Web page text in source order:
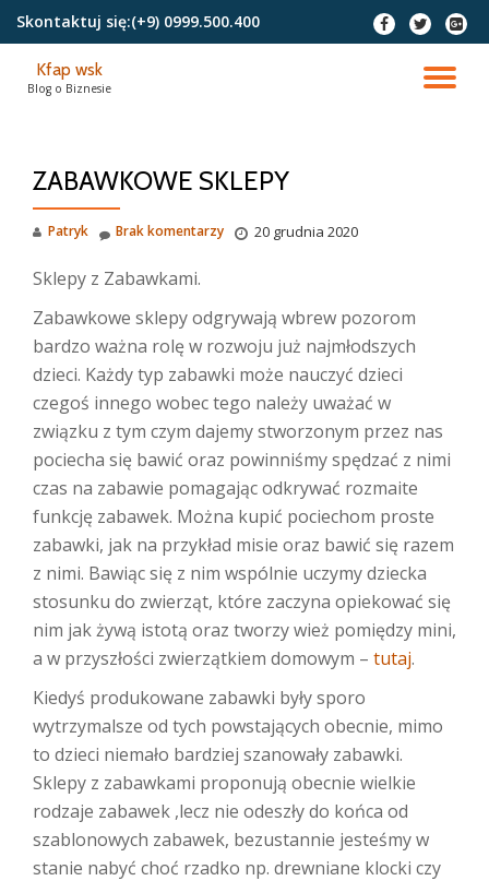
treści
Skontaktuj się:(+9) 0999.500.400
fa-
facebook
fa-
twitter
fa-
plus-
Kfap wsk
Blog o Biznesie
ZABAWKOWE SKLEPY
Patryk 20 grudnia 2020
Brak komentarzy
Sklepy z Zabawkami.
Zabawkowe sklepy odgrywają wbrew pozorom
bardzo ważna rolę w rozwoju już najmłodszych
dzieci. Każdy typ zabawki może nauczyć dzieci
czegoś innego wobec tego należy uważać w
związku z tym czym dajemy stworzonym przez nas
pociecha się bawić oraz powinniśmy spędzać z nimi
czas na zabawie pomagając odkrywać rozmaite
funkcję zabawek. Można kupić pociechom proste
zabawki, jak na przykład misie oraz bawić się razem
z nimi. Bawiąc się z nim wspólnie uczymy dziecka
stosunku do zwierząt, które zaczyna opiekować się
nim jak żywą istotą oraz tworzy wież pomiędzy mini,
a w przyszłości zwierzątkiem domowym – tutaj.
Kiedyś produkowane zabawki były sporo
wytrzymalsze od tych powstających obecnie, mimo
to dzieci niemało bardziej szanowały zabawki.
Sklepy z zabawkami proponują obecnie wielkie
rodzaje zabawek ,lecz nie odeszły do końca od
szablonowych zabawek, bezustannie jesteśmy w
stanie nabyć choć rzadko np. drewniane klocki czy